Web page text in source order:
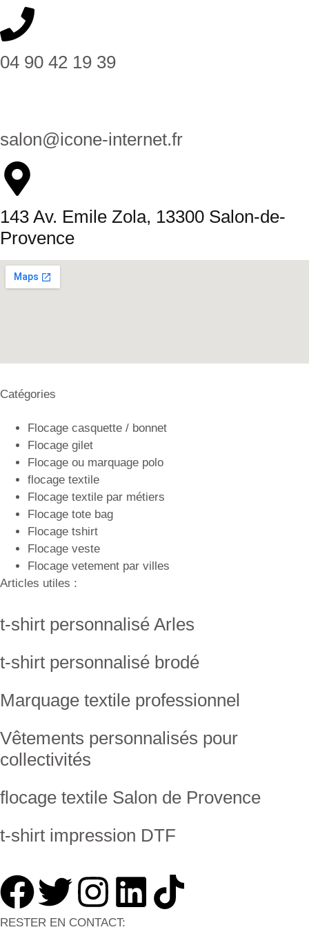
04 90 42 19 39
salon@icone-internet.fr
143 Av. Emile Zola, 13300 Salon-de-
Provence
Catégories
Flocage casquette / bonnet
Flocage gilet
Flocage ou marquage polo
flocage textile
Flocage textile par métiers
Flocage tote bag
Flocage tshirt
Flocage veste
Flocage vetement par villes
Articles utiles :
t-shirt personnalisé Arles
t-shirt personnalisé brodé
Marquage textile professionnel
Vêtements personnalisés pour
collectivités
flocage textile Salon de Provence
t-shirt impression DTF
RESTER EN CONTACT: